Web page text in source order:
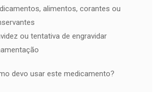
alimentos, corantes ou
ou tentativa de engravidar
devo usar este medicamento?